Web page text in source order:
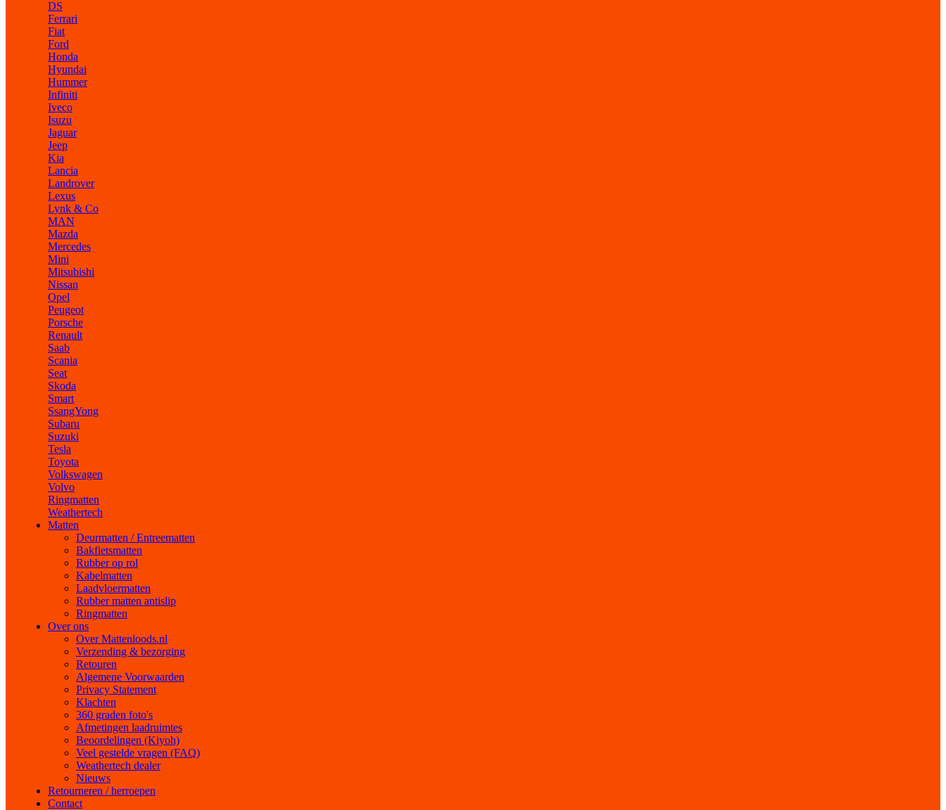
DS
Ferrari
Fiat
Ford
Honda
Hyundai
Hummer
Infiniti
Iveco
Isuzu
Jaguar
Jeep
Kia
Lancia
Landrover
Lexus
Lynk & Co
MAN
Mazda
Mercedes
Mini
Mitsubishi
Nissan
Opel
Peugeot
Porsche
Renault
Saab
Scania
Seat
Skoda
Smart
SsangYong
Subaru
Suzuki
Tesla
Toyota
Volkswagen
Volvo
Ringmatten
Weathertech
Matten
Deurmatten / Entreematten
Bakfietsmatten
Rubber op rol
Kabelmatten
Laadvloermatten
Rubber matten antislip
Ringmatten
Over ons
Over Mattenloods.nl
Verzending & bezorging
Retouren
Algemene Voorwaarden
Privacy Statement
Klachten
360 graden foto's
Afmetingen laadruimtes
Beoordelingen (Kiyoh)
Veel gestelde vragen (FAQ)
Weathertech dealer
Nieuws
Retourneren / herroepen
Contact